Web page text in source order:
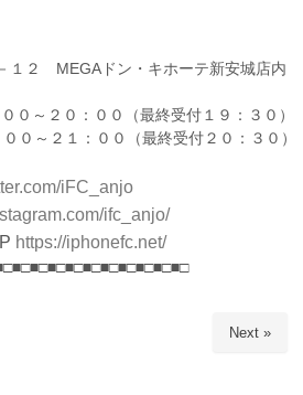
１２ MEGAドン・キホーテ新安城店内
～２０：００（最終受付１９：３０）
１：００（最終受付２０：３０）
iFC_anjo
ifc_anjo/
https://iphonefc.net/
Next »